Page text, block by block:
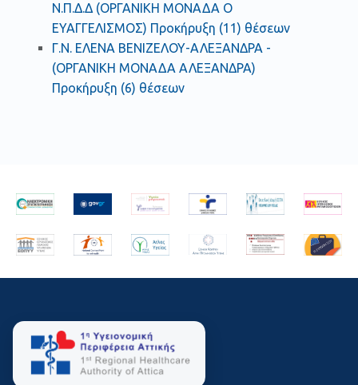
Ν.Π.Δ.Δ (ΟΡΓΑΝΙΚΗ ΜΟΝΑΔΑ Ο
ΕΥΑΓΓΕΛΙΣΜΟΣ) Προκήρυξη (11) θέσεων
Γ.Ν. ΕΛΕΝΑ ΒΕΝΙΖΕΛΟΥ-ΑΛΕΞΑΝΔΡΑ -
(ΟΡΓΑΝΙΚΗ ΜΟΝΑΔΑ ΑΛΕΞΑΝΔΡΑ)
Προκήρυξη (6) θέσεων